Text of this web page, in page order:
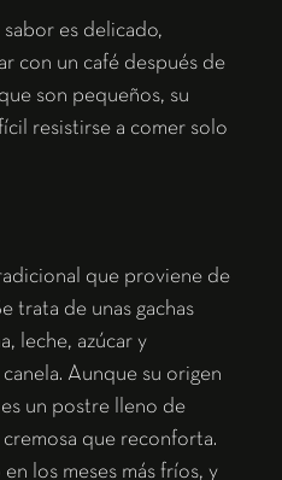
sabor es delicado,
con un café después de
son pequeños, su
resistirse a comer solo
que proviene de
trata de unas gachas
leche, azúcar y
Aunque su origen
un postre lleno de
que reconforta.
los meses más fríos, y